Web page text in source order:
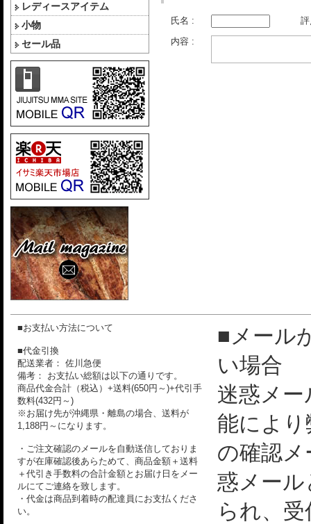
レディースアイテム
小物
セール品
氏名 :
内容 :
■お支払い方法について
■代金引換
配送業者： 佐川急便
備考： お支払い総額は以下の通りです。
商品代金合計（税込）+送料(650円～)+代引手
数料(432円～)
※お届け先が沖縄県・離島の場合、送料が
1,188円～になります。
・ご注文確認のメールを自動送信しておりま
すが在庫確認後あらためて、商品金額＋送料
＋代引き手数料の合計金額とお届け日をメー
ルにてご連絡を致します。
・代金は商品到着時の配達員にお支払くださ
い。
■メール
い場合
迷惑メー
能によ
の確認
惑メー
られ、